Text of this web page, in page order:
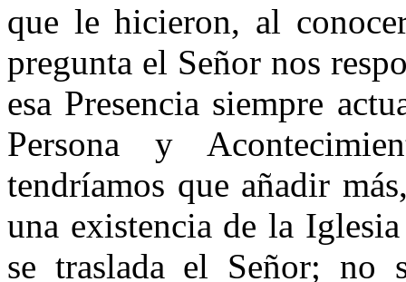
que le hicieron, al
pregunta el Señor nos
esa Presencia siempre
Persona y
tendríamos que añadir
una existencia de la
se traslada el Señor; no